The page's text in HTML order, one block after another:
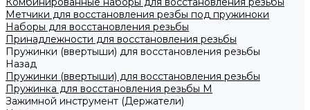
Метчики для восстановления резбы под пружиноки
Наборы для восстановления резьбы
Принадлежности для восстановления резьбы
Пружинки (ввертыши) для восстановления резьбы
Назад
Пружинки (ввертыши) для восстановления резьбы
Пружинка для восстановления резьбы M
Зажимной инструмент (Держатели)